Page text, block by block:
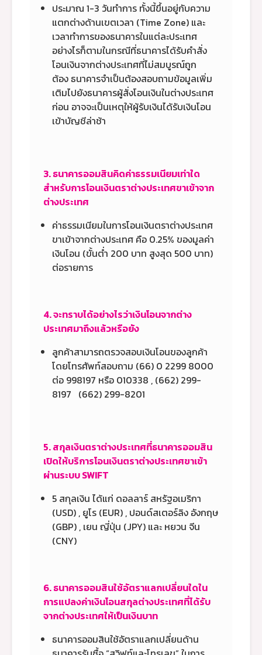
ประมาณ 1-3 วันทำการ ทั้งนี้ขึ้นอยู่กับความ
แตกต่างด้านเขตเวลา (Time Zone) และ
เวลาทำการของธนาคารในแต่ละประเทศ
อย่างไรก็ตามในกรณีที่ธนาคารได้รับคำสั่ง
โอนเงินจากต่างประเทศที่ไม่สมบูรณ์ถูก
ต้อง ธนาคารจำเป็นต้องสอบถามข้อมูลเพิ่ม
เติมไปยังธนาคารผู้สั่งโอนเงินในต่างประเทศ
ก่อน อาจจะเป็นเหตุให้ผู้รับเงินได้รับเงินโอน
เข้าบัญชีล่าช้า
3. ธนาคารออมสินคิดค่าธรรมเนียมเท่าใด
สำหรับการโอนเงินตราต่างประเทศขาเข้าจาก
ต่างประเทศ
ค่าธรรมเนียมในการโอนเงินตราต่างประเทศ
ขาเข้าจากต่างประเทศ คือ 0.25% ของมูลค่า
เงินโอน (ขั้นต่ำ 200 บาท สูงสุด 500 บาท)
ต่อรายการ
4. จะทราบได้อย่างไรว่าเงินโอนจากต่าง
ประเทศมาถึงแล้วหรือยัง
ลูกค้าสามารถตรวจสอบเงินโอนของลูกค้า
โดยโทรศัพท์สอบถาม (66) 0 2299 8000
ต่อ 998197 หรือ 010338 , (662) 299-
8197 (662) 299-8201
5. สกุลเงินตราต่างประเทศที่ธนาคารออมสิน
เปิดให้บริการโอนเงินตราต่างประเทศขาเข้า
ผ่านระบบ SWIFT
5 สกุลเงิน ได้แก่ ดอลลาร์ สหรัฐอเมริกา
(USD) , ยูโร (EUR) , ปอนด์สเตอร์ลิง อังกฤษ
(GBP) , เยน ญี่ปุ่น (JPY) และ หยวน จีน
(CNY)
6. ธนาคารออมสินใช้อัตราแลกเปลี่ยนใดใน
การแปลงค่าเงินโอนสกุลต่างประเทศที่ได้รับ
จากต่างประเทศให้เป็นเงินบาท
ธนาคารออมสินใช้อัตราแลกเปลี่ยนด้าน